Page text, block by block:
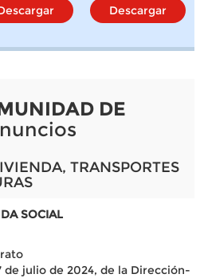
Descargar
DE
TRANSPORTES
SOCIAL
de julio de 2024, de la Dirección-